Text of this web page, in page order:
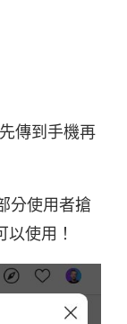
傳到手機再
分使用者搶
使用！